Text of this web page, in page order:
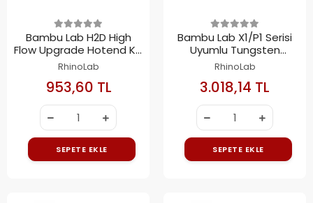
Bambu Lab H2D High
Flow Upgrade Hotend Kit
0.4mm
RhinoLab
953,60 TL
SEPETE EKLE
Bambu Lab X1/P1 Serisi
Uyumlu Tungsten
Carbide Nozullu Hotend
RhinoLab
3.018,14 TL
SEPETE EKLE